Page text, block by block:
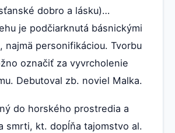
dobro a lásku)…
je podčiarknutá básnickými
najmä personifikáciou. Tvorbu
označiť za vyvrcholenie
Debutoval zb. noviel Malka.
do horského prostredia a
smrti, kt. dopĺňa tajomstvo al.